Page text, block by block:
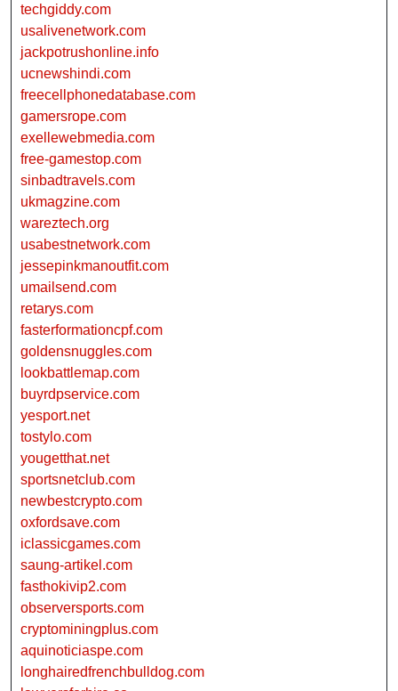
techgiddy.com
usalivenetwork.com
jackpotrushonline.info
ucnewshindi.com
freecellphonedatabase.com
gamersrope.com
exellewebmedia.com
free-gamestop.com
sinbadtravels.com
ukmagzine.com
wareztech.org
usabestnetwork.com
jessepinkmanoutfit.com
umailsend.com
retarys.com
fasterformationcpf.com
goldensnuggles.com
lookbattlemap.com
buyrdpservice.com
yesport.net
tostylo.com
yougetthat.net
sportsnetclub.com
newbestcrypto.com
oxfordsave.com
iclassicgames.com
saung-artikel.com
fasthokivip2.com
observersports.com
cryptominingplus.com
aquinoticiaspe.com
longhairedfrenchbulldog.com